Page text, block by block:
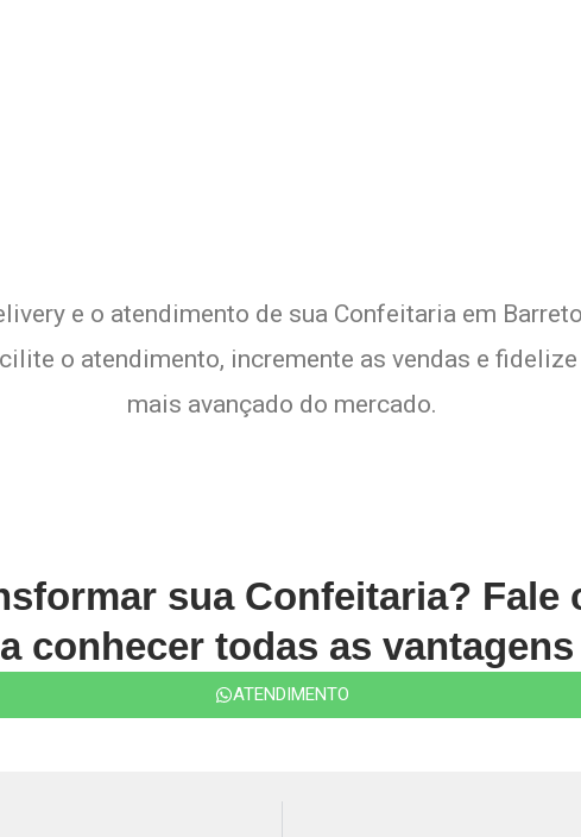
e o atendimento de sua Confeitaria em
o atendimento, incremente as vendas e
mais avançado do mercado.
sua Confeitaria? Fale
conhecer todas as
ATENDIMENTO